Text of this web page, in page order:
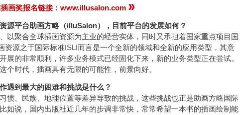
画奖报名链接：www.illusalon.com
源平台助画方略（illuSalon），目前平台的发展如何？
以聚合全球插画资源为主业的经营实体，同时又承担着国家重点项目国
资源之于国际标准ISLI而言是一个全新的领域和全新的应用类型，其意
展的非常顺利，许多业务模式已经固化下来，新的业务类型正在尝试。
个时代，插画具有无限的可能性，前景向好。
遇到最大的困难和挑战是什么？
惯、民族、地理位置等差异导致的挑战，这些挑战也正是助画方略国际
如说，国内出版社近几年的步调非常快，常常希望一本书的插画绘制能